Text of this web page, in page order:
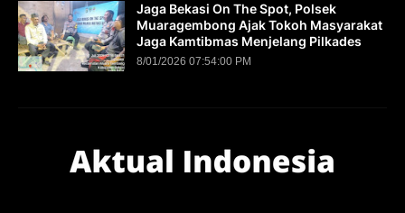
Jaga Bekasi On The Spot, Polsek
Muaragembong Ajak Tokoh Masyarakat
Jaga Kamtibmas Menjelang Pilkades
8/01/2026 07:54:00 PM